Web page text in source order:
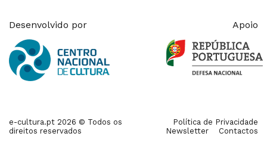
Desenvolvido por Apoio
e-cultura.pt 2026 © Todos os
direitos reservados
Política de Privacidade
Newsletter
Contactos